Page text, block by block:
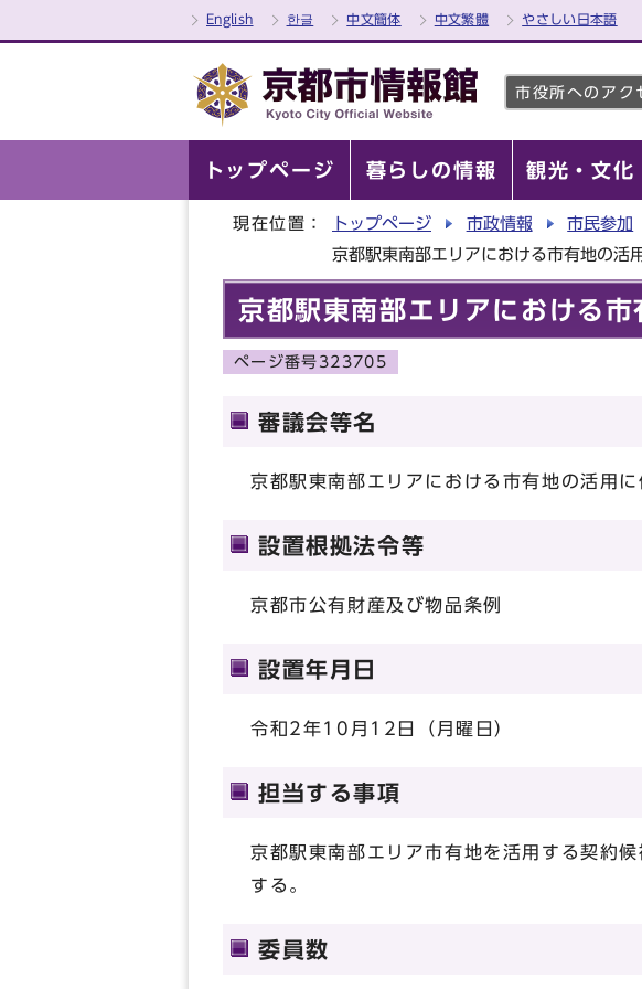
English 한글 中文簡体 中文繁體 やさしい日本語
市役所へのアク
トップページ 暮らしの情報 観光・文化
現在位置： トップページ 市政情報 市民参加
京都駅東南部エリアにおける市有地の活
京都駅東南部エリアにおける
ページ番号323705
審議会等名
京都駅東南部エリアにおける市有地の活用
設置根拠法令等
京都市公有財産及び物品条例
設置年月日
令和2年10月12日（月曜日）
担当する事項
京都駅東南部エリア市有地を活用する契約
する。
委員数